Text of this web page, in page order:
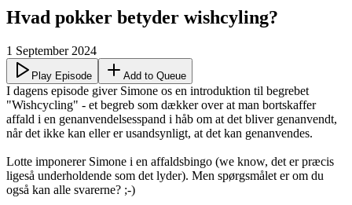
Hvad pokker betyder wishcyling?
1 September 2024
Play Episode Add to Queue
I dagens episode giver Simone os en introduktion til begrebet
"Wishcycling" - et begreb som dækker over at man bortskaffer
affald i en genanvendelsesspand i håb om at det bliver genanvendt,
når det ikke kan eller er usandsynligt, at det kan genanvendes.
Lotte imponerer Simone i en affaldsbingo (we know, det er præcis
ligeså underholdende som det lyder). Men spørgsmålet er om du
også kan alle svarerne? ;-)